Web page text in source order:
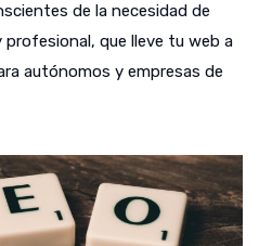
de la necesidad de
que lleve tu web a
autónomos y empresas de